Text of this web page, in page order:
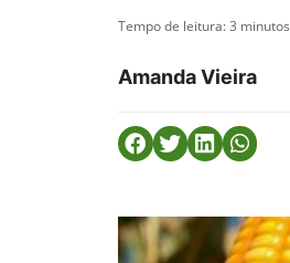
Tempo de leitura:3 minutos
Amanda Vieira